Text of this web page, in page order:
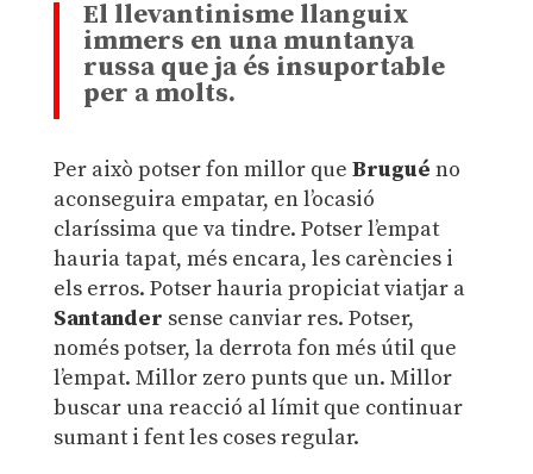
El llevantinisme llanguix
immers en una muntanya
russa que ja és insuportable
per a molts.
Per això potser fon millor que Brugué no
aconseguira empatar, en l’ocasió
claríssima que va tindre. Potser l’empat
hauria tapat, més encara, les carències i
els erros. Potser hauria propiciat viatjar a
Santander sense canviar res. Potser,
només potser, la derrota fon més útil que
l’empat. Millor zero punts que un. Millor
buscar una reacció al límit que continuar
sumant i fent les coses regular.